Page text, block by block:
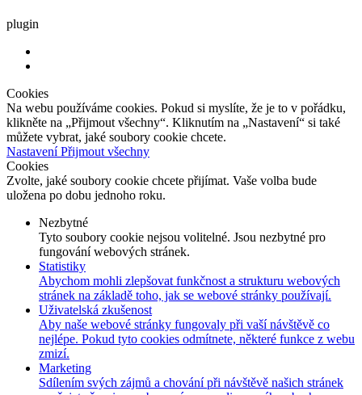
plugin
Cookies
Na webu používáme cookies. Pokud si myslíte, že je to v pořádku,
klikněte na „Přijmout všechny“. Kliknutím na „Nastavení“ si také
můžete vybrat, jaké soubory cookie chcete.
NastaveníPřijmout všechny
Cookies
Zvolte, jaké soubory cookie chcete přijímat. Vaše volba bude
uložena po dobu jednoho roku.
Nezbytné
Tyto soubory cookie nejsou volitelné. Jsou nezbytné pro
fungování webových stránek.
Statistiky
Abychom mohli zlepšovat funkčnost a strukturu webových
stránek na základě toho, jak se webové stránky používají.
Uživatelská zkušenost
Aby naše webové stránky fungovaly při vaší návštěvě co
nejlépe. Pokud tyto cookies odmítnete, některé funkce z webu
zmizí.
Marketing
Sdílením svých zájmů a chování při návštěvě našich stránek